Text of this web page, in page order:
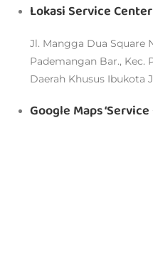
Lokasi Service
Jl. Mangga Dua Square
Pademangan Bar., Kec.
Daerah Khusus Ibukota
Google Maps